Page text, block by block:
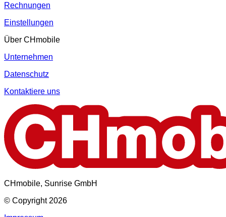
Rechnungen
Einstellungen
Über CHmobile
Unternehmen
Datenschutz
Kontaktiere uns
CHmobile, Sunrise GmbH
© Copyright 2026